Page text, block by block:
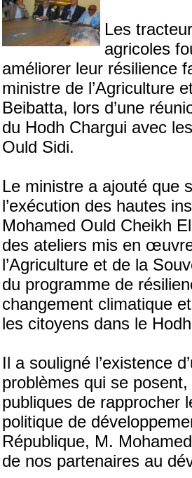
Les
agricoles
améliorer leur résilience
ministre de l’Agriculture
Beibatta, lors d’une
du Hodh Chargui avec
Ould Sidi.
Le ministre a ajouté que
l’exécution des hautes
Mohamed Ould Cheikh
des ateliers mis en
l’Agriculture et de la
du programme de
changement climatique
les citoyens dans le
Il a souligné l’existence
problèmes qui se
publiques de rapprocher
politique de
République, M.
de nos partenaires au